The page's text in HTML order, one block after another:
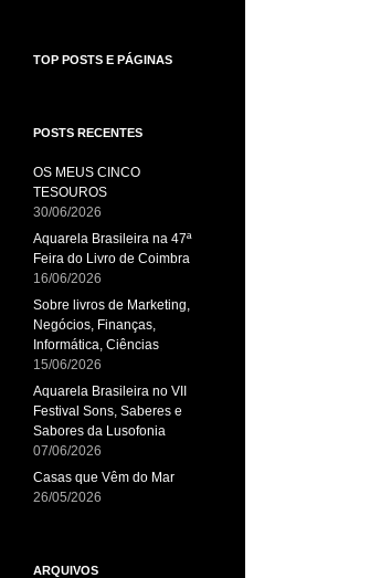
TOP POSTS E PÁGINAS
POSTS RECENTES
OS MEUS CINCO
TESOUROS
30/06/2026
Aquarela Brasileira na 47ª
Feira do Livro de Coimbra
16/06/2026
Sobre livros de Marketing,
Negócios, Finanças,
Informática, Ciências
15/06/2026
Aquarela Brasileira no VII
Festival Sons, Saberes e
Sabores da Lusofonia
07/06/2026
Casas que Vêm do Mar
26/05/2026
ARQUIVOS